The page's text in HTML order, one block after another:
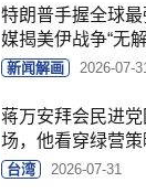
特朗普手握全球
媒揭美伊战争“无
新闻解画 2026-07-31
蒋万安拜会民进
场，他看穿绿营策
台湾 2026-07-31